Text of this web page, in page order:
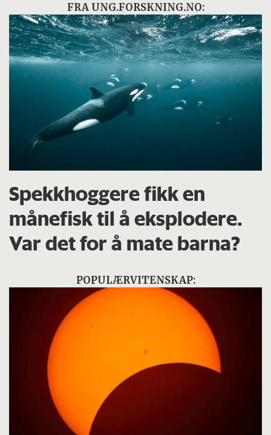
FRA UNG.FORSKNING.NO:
Spekkhoggere fikk en
månefisk til å eksplodere.
Var det for å mate barna?
POPULÆRVITENSKAP: